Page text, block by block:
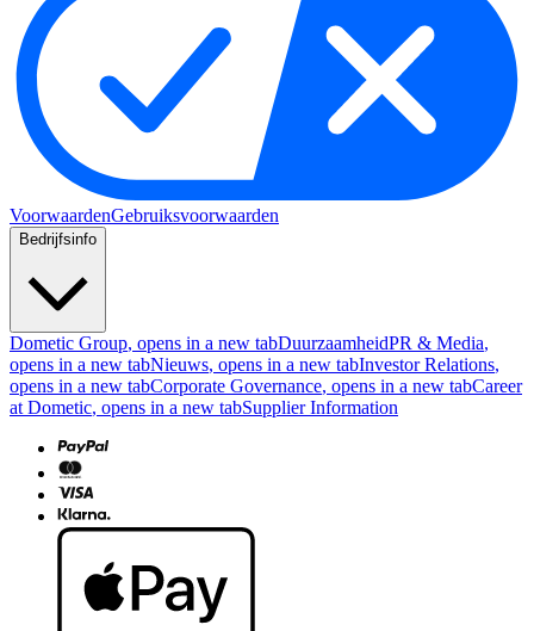
VoorwaardenGebruiksvoorwaarden
Bedrijfsinfo
Dometic Group, opens in a new tabDuurzaamheidPR & Media,
opens in a new tabNieuws, opens in a new tabInvestor Relations,
opens in a new tabCorporate Governance, opens in a new tabCareer
at Dometic, opens in a new tabSupplier Information